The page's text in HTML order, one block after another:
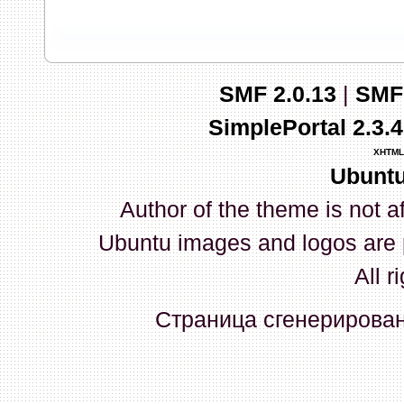
03 Апреля 2026, 10:02:33
whookey:GenKass: с
03 Апреля 2026, 05:22:56
GenKass:По тому же
02 Апреля 2026, 12:56:37
GenKass:Всем доброго
серии (6592) 1-1245, 3-
прошить до 7926, чтобы
Атол 11 видится в системе
SMF 2.0.13|
SimplePortal
XHTML
Author of the theme is not
Ubuntu images and logos
All
Страница